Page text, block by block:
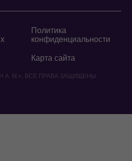
А. М.», ВСЕ ПРАВА ЗАЩИЩЕНЫ
Политика
конфиденциальности
Карта сайта